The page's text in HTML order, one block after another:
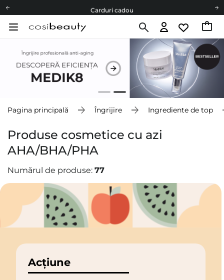
Carduri cadou
Livrare mai ieftină pentru comenzile de la 150 RON!
Carduri cadou
Livrare mai ieftină pentru comenzile de la 150 RON!
Pagina principală Îngrijire Ingrediente de top
Produse cosmetice cu azi
AHA/BHA/PHA
Numărul de produse: 77
Acțiune